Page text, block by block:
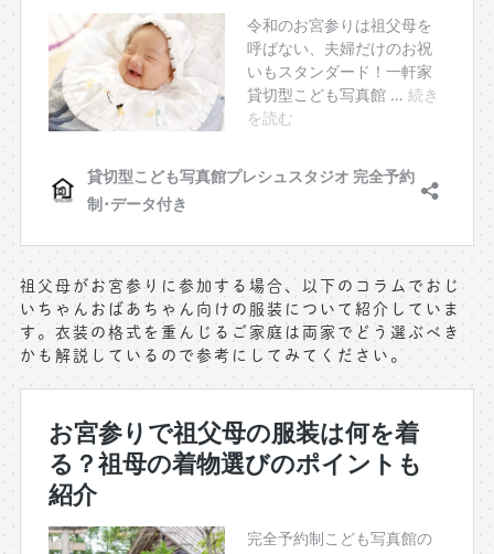
祖父母がお宮参りに参加する場合、以下のコラムでおじ
いちゃんおばあちゃん向けの服装について紹介していま
す。衣装の格式を重んじるご家庭は両家でどう選ぶべき
かも解説しているので参考にしてみてください。